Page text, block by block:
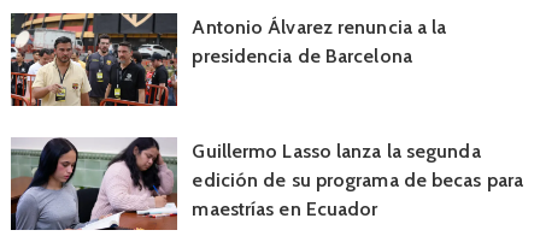
Antonio Álvarez renuncia a la
presidencia de Barcelona
Guillermo Lasso lanza la segunda
edición de su programa de becas para
maestrías en Ecuador